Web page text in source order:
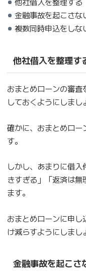
金融事故を起こさな
複数同時申込をしな
他社借入を整理す
おまとめローンの審
しておくようにしまし
確かに、おまとめロ
す。
しかし、あまりに借
きすぎる」「返済は
ます。
おまとめローンに申
け減らすようにしまし
金融事故を起こさ